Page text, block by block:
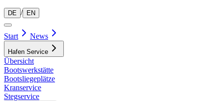
DE / EN
Start News
Hafen Service
Übersicht
Bootswerkstätte
Bootsliegeplätze
Kranservice
Stegservice